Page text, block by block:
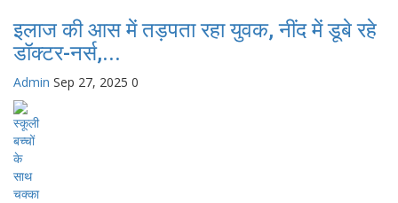
इलाज की आस में तड़पता रहा युवक, नींद में डूबे रहे
डॉक्टर-नर्स,...
Admin Sep 27, 2025 0